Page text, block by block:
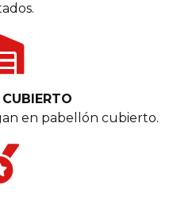
en pabellón cubierto.